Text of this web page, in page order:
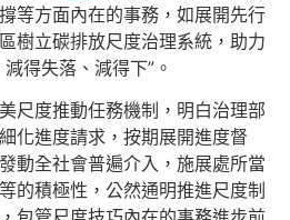
等方面內在的事務，如展開先行
樹立碳排放尺度治理系統，助力
得失落、減得下”。
尺度推動任務機制，明白治理部
化進度請求，按期展開進度督
動全社會普遍介入，施展處所當
的積極性，公然通明推進尺度制